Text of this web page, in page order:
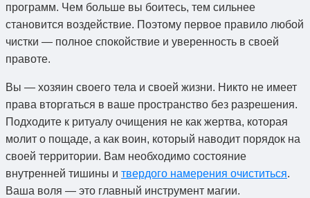
программ. Чем больше вы боитесь, тем сильнее
становится воздействие. Поэтому первое правило любой
чистки — полное спокойствие и уверенность в своей
правоте.
Вы — хозяин своего тела и своей жизни. Никто не имеет
права вторгаться в ваше пространство без разрешения.
Подходите к ритуалу очищения не как жертва, которая
молит о пощаде, а как воин, который наводит порядок на
своей территории. Вам необходимо состояние
внутренней тишины и твердого намерения очиститься.
Ваша воля — это главный инструмент магии.